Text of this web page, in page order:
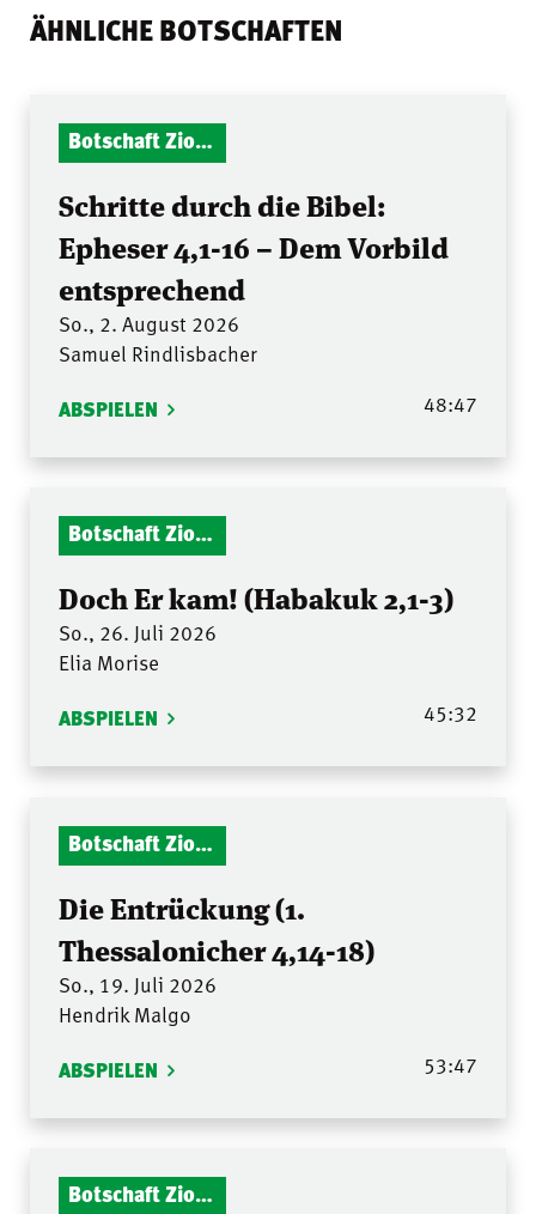
ÄHNLICHE BOTSCHAFTEN
Botschaft Zionshalle
Schritte durch die Bibel:
Epheser 4,1-16 – Dem Vorbild
entsprechend
So., 2. August 2026
Samuel Rindlisbacher
ABSPIELEN 48:47
Botschaft Zionshalle
Doch Er kam! (Habakuk 2,1-3)
So., 26. Juli 2026
Elia Morise
ABSPIELEN 45:32
Botschaft Zionshalle
Die Entrückung (1.
Thessalonicher 4,14-18)
So., 19. Juli 2026
Hendrik Malgo
ABSPIELEN 53:47
Botschaft Zionshalle